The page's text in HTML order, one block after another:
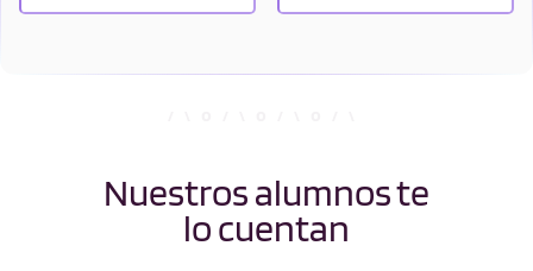
Nuestros alumnos te
lo cuentan